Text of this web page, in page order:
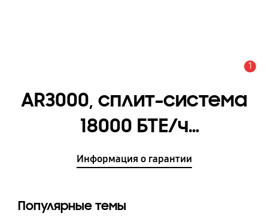
1
AR3000, сплит-система
18000 БТЕ/ч
[AR18TQHQAURNER]
Информация о гарантии
Популярные темы